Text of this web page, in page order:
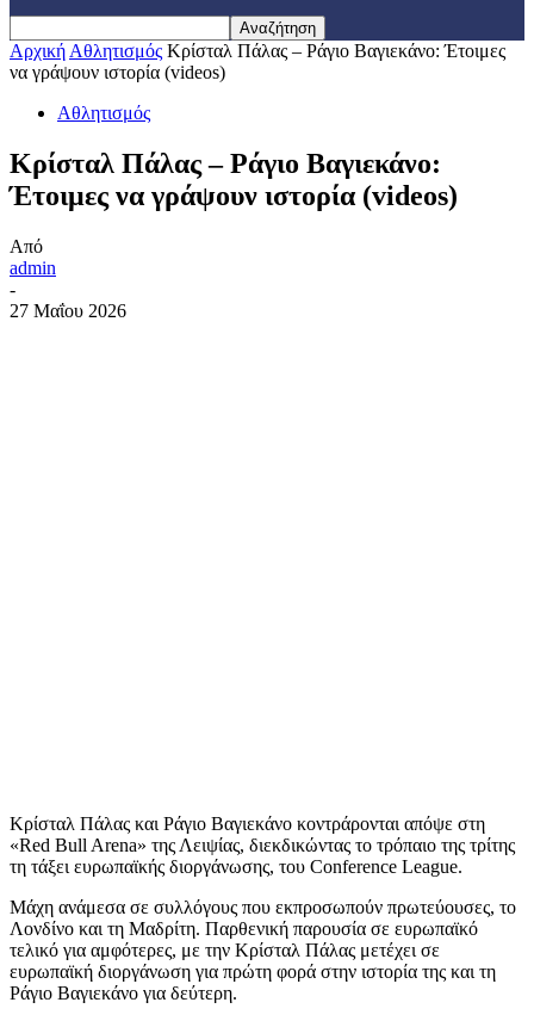
Αρχική Αθλητισμός Κρίσταλ Πάλας – Ράγιο Βαγιεκάνο: Έτοιμες
να γράψουν ιστορία (videos)
Αθλητισμός
Κρίσταλ Πάλας – Ράγιο Βαγιεκάνο:
Έτοιμες να γράψουν ιστορία (videos)
Από
admin
-
27 Μαΐου 2026
Κρίσταλ Πάλας και Ράγιο Βαγιεκάνο κοντράρονται απόψε στη
«Red Bull Arena» της Λειψίας, διεκδικώντας το τρόπαιο της τρίτης
τη τάξει ευρωπαϊκής διοργάνωσης, του Conference League.
Μάχη ανάμεσα σε συλλόγους που εκπροσωπούν πρωτεύουσες, το
Λονδίνο και τη Μαδρίτη. Παρθενική παρουσία σε ευρωπαϊκό
τελικό για αμφότερες, με την Κρίσταλ Πάλας μετέχει σε
ευρωπαϊκή διοργάνωση για πρώτη φορά στην ιστορία της και τη
Ράγιο Βαγιεκάνο για δεύτερη.